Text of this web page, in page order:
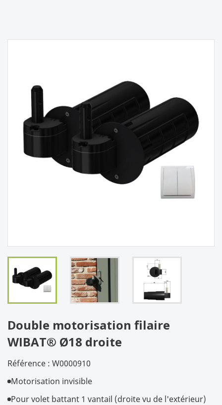
Double motorisation filaire
WIBAT® Ø18 droite
Référence : W0000910
Motorisation invisible
Pour volet battant 1 vantail (droite vu de l'extérieur)